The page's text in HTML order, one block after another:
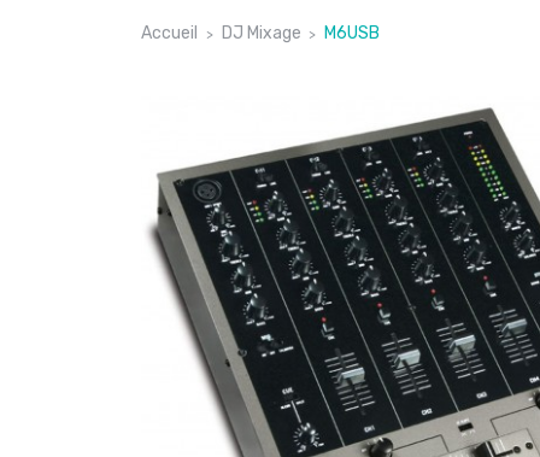
Accueil DJ Mixage M6USB